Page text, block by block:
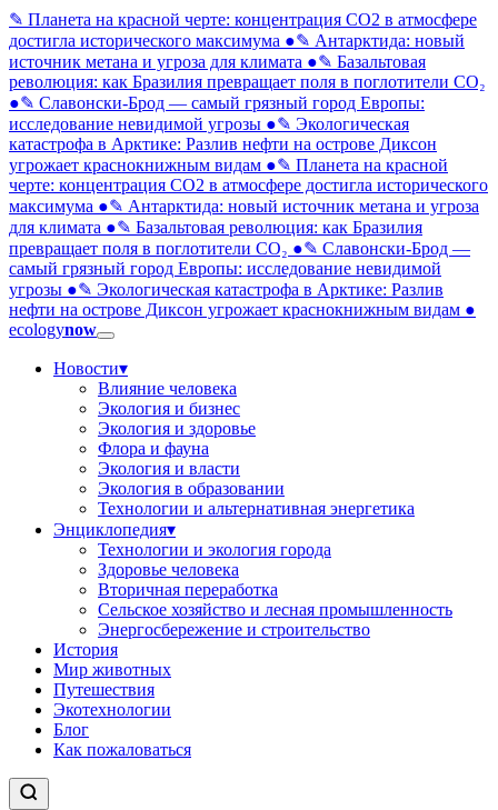
✎ Планета на красной черте: концентрация CO2 в атмосфере
достигла исторического максимума ●✎ Антарктида: новый
источник метана и угроза для климата ●✎ Базальтовая
революция: как Бразилия превращает поля в поглотители CO₂
●✎ Славонски-Брод — самый грязный город Европы:
исследование невидимой угрозы ●✎ Экологическая
катастрофа в Арктике: Разлив нефти на острове Диксон
угрожает краснокнижным видам ●✎ Планета на красной
черте: концентрация CO2 в атмосфере достигла исторического
максимума ●✎ Антарктида: новый источник метана и угроза
для климата ●✎ Базальтовая революция: как Бразилия
превращает поля в поглотители CO₂ ●✎ Славонски-Брод —
самый грязный город Европы: исследование невидимой
угрозы ●✎ Экологическая катастрофа в Арктике: Разлив
нефти на острове Диксон угрожает краснокнижным видам ●
ecologynow
Новости▾
Влияние человека
Экология и бизнес
Экология и здоровье
Флора и фауна
Экология и власти
Экология в образовании
Технологии и альтернативная энергетика
Энциклопедия▾
Технологии и экология города
Здоровье человека
Вторичная переработка
Сельское хозяйство и лесная промышленность
Энергосбережение и строительство
История
Мир животных
Путешествия
Экотехнологии
Блог
Как пожаловаться